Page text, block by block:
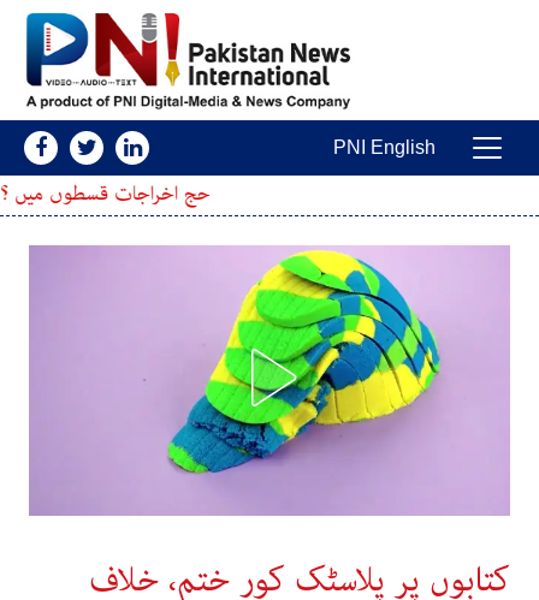
Main Navigation
PNI English
حج اخراجات قسطوں میں ؟ نیا طریقہ کار تیار
کتابوں پر پلاسٹک کور ختم، خلاف